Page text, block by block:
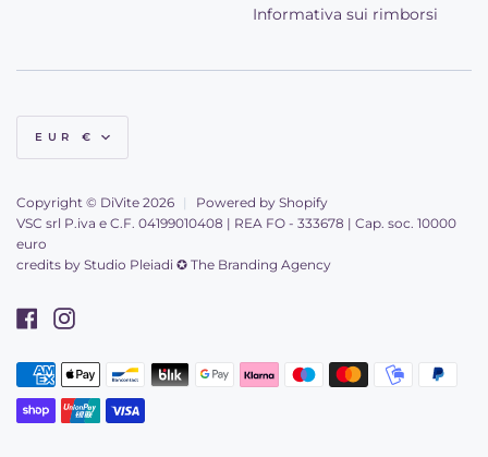
Informativa sui rimborsi
Valuta
EUR €
Copyright © DiVite 2026 |
Powered by Shopify
VSC srl P.iva e C.F. 04199010408 | REA FO - 333678 | Cap. soc. 10000
euro
credits by Studio Pleiadi ✪ The Branding Agency
Metodi
di
American
express
Apple
pay
Bancontact